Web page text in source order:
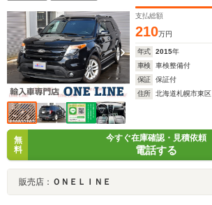
支払総額
210万円
年式 2015年
車検
車検整備付
保証
保証付
住所
北海道札幌市東区
無
料
今すぐ在庫確認・見積依頼
電話する
販売店： ＯＮＥＬＩＮＥ